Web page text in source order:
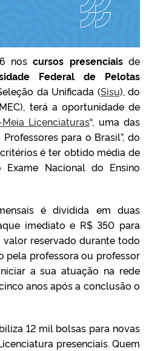
noscursos presenciaisde
Federal de Pelotas
da Unificada (Sisu), do
terá a oportunidade de
Licenciaturas“, uma das
para o Brasil”, do
é ter obtido média de
Nacional do Ensino
é dividida em duas
imediato e R$ 350 para
reservado durante todo
pela professora ou professor
a sua atuação na rede
anos após a conclusão o
12 mil bolsas para novas
presenciais. Quem